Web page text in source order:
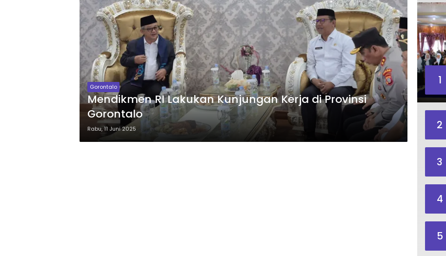
Gorontalo
Mendikmen RI Lakukan Kunjungan Kerja di Provinsi
Gorontalo
Rabu, 11 Juni 2025
1
2
3
4
5